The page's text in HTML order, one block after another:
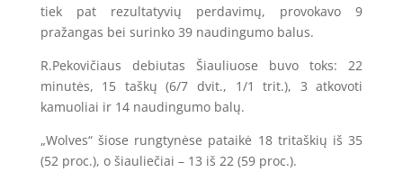
tiek pat rezultatyvių perdavimų, provokavo 9
pražangas bei surinko 39 naudingumo balus.
R.Pekovičiaus debiutas Šiauliuose buvo toks: 22
minutės, 15 taškų (6/7 dvit., 1/1 trit.), 3 atkovoti
kamuoliai ir 14 naudingumo balų.
„Wolves“ šiose rungtynėse pataikė 18 tritaškių iš 35
(52 proc.), o šiauliečiai – 13 iš 22 (59 proc.).